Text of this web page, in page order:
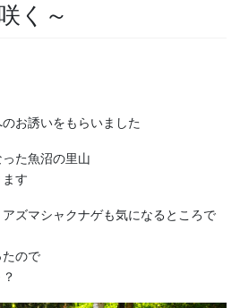
く～
のお誘いをもらいました
た魚沼の里山
す
ズマシャクナゲも気になるところで
ので